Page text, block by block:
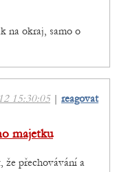
na okraj, samo o
15:30:05| reagovat
majetku
že přechovávání a